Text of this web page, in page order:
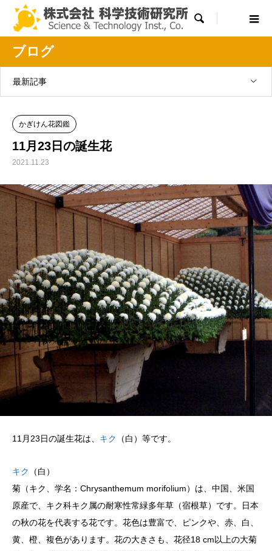

ブログ
最新記事
かぎけん花図鑑
11月23日の誕生花
2021.11.23
11月23日の誕生花は、 キク （白）等です。
キク
（白）
菊（キク、学名：Chrysanthemum morifolium）は、中国、米国
原産で、キク科キク属の耐寒性常緑多年草（宿根草）です。日本
の秋の花を代表する花です。花色は豊富で、ピンクや、赤、白、
黄、橙、複色があります。花の大きさも、花径18 cm以上の大菊